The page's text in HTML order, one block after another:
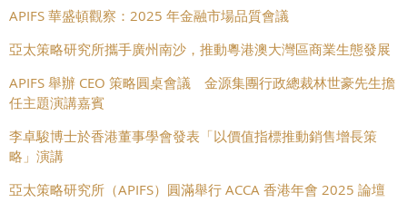
APIFS 華盛頓觀察：2025 年金融市場品質會議
亞太策略研究所攜手廣州南沙，推動粵港澳大灣區商業生態發展
APIFS 舉辦 CEO 策略圓桌會議 金源集團行政總裁林世豪先生擔
任主題演講嘉賓
李卓駿博士於香港董事學會發表「以價值指標推動銷售增長策
略」演講
亞太策略研究所（APIFS）圓滿舉行 ACCA 香港年會 2025 論壇